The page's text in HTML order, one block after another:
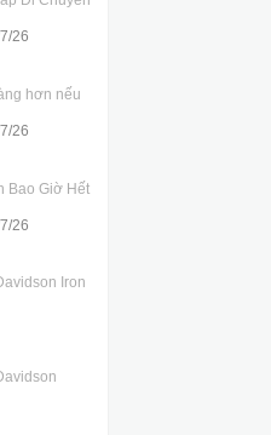
26
hơn nếu
26
Bao Giờ Hết
26
Iron